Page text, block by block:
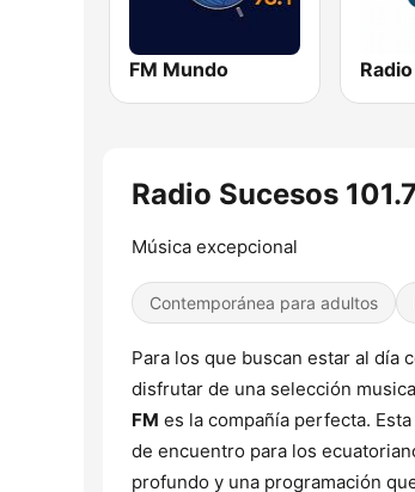
FM Mundo
Radio Sucesos
Música excepcional
Contemporánea para adultos
Para los que buscan estar al día
disfrutar de una selección
FM es la compañía perfecta.
de encuentro para los
profundo y una programación